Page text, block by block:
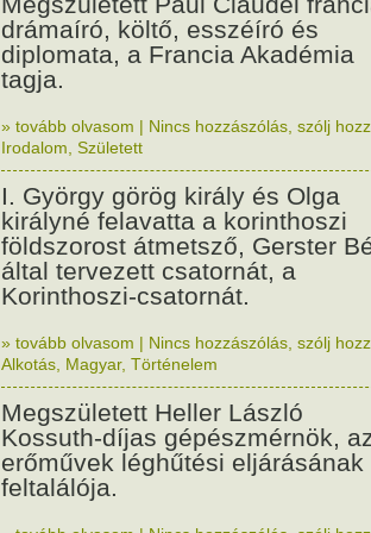
drámaíró, költő, esszéíró és
diplomata, a Francia Akadémia
tagja.
» tovább olvasom | Nincs hozzászólás, szólj
Irodalom Született
I. György görög király és Olga
királyné felavatta a korinthoszi
földszorost átmetsző, Gerster
által tervezett csatornát, a
Korinthoszi-csatornát.
» tovább olvasom | Nincs hozzászólás, szólj
Alkotás Magyar, Történelem
Megszületett Heller László
Kossuth-díjas gépészmérnök,
erőművek léghűtési eljárásának
feltalálója.